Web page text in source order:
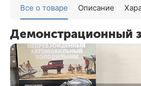
Все о товаре Описание
Демонстрационный